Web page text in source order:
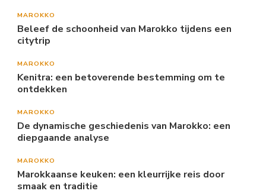
MAROKKO
Beleef de schoonheid van Marokko tijdens een
citytrip
MAROKKO
Kenitra: een betoverende bestemming om te
ontdekken
MAROKKO
De dynamische geschiedenis van Marokko: een
diepgaande analyse
MAROKKO
Marokkaanse keuken: een kleurrijke reis door
smaak en traditie